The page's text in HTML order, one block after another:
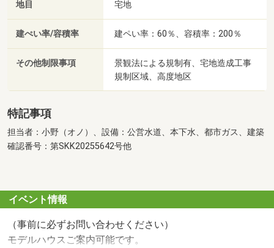
地目 宅地
建ぺい率/容積率 建ペい率：60％、容積率：200％
その他制限事項
景観法による規制有、宅地造成工事
規制区域、高度地区
特記事項
担当者：小野（オノ）、設備：公営水道、本下水、都市ガス、建築
確認番号：第SKK20255642号他
イベント情報
（事前に必ずお問い合わせください）
モデルハウスご案内可能です。